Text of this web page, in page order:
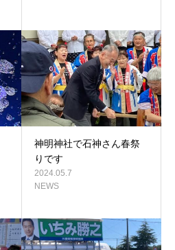
神明神社で石神さん春祭
りです
2024.05.7
NEWS